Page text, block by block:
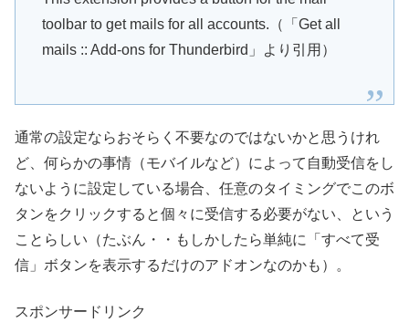
toolbar to get mails for all accounts.（「Get all
mails :: Add-ons for Thunderbird」より引用）
通常の設定ならおそらく不要なのではないかと思うけれ
ど、何らかの事情（モバイルなど）によって自動受信をし
ないように設定している場合、任意のタイミングでこのボ
タンをクリックすると個々に受信する必要がない、という
ことらしい（たぶん・・もしかしたら単純に「すべて受
信」ボタンを表示するだけのアドオンなのかも）。
スポンサードリンク